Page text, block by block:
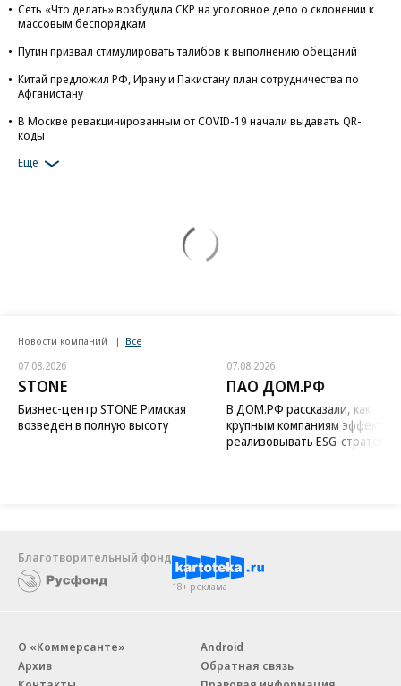
Сеть «Что делать» возбудила СКР на уголовное дело о склонении к
массовым беспорядкам
Путин призвал стимулировать талибов к выполнению обещаний
Китай предложил РФ, Ирану и Пакистану план сотрудничества по
Афганистану
В Москве ревакцинированным от COVID-19 начали выдавать QR-
коды
Еще
Новости компаний Все
07.08.2026
STONE
Бизнес-центр STONE Римская
возведен в полную высоту
07.08.2026
ПАО ДОМ.РФ
В ДОМ.РФ рассказали, как
крупным компаниям
реализовывать ESG-стратегию
Благотворительный фонд
18+ реклама
О «Коммерсанте»
Архив
Android
Обратная связь